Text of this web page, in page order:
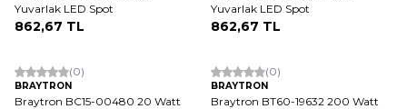
Yuvarlak LED Spot
862,67 TL
Yuvarlak LED Spot
862,67 TL
(0)
BRAYTRON
Braytron BC15-00480 20 Watt
(0)
BRAYTRON
Braytron BT60-19632 200 Watt